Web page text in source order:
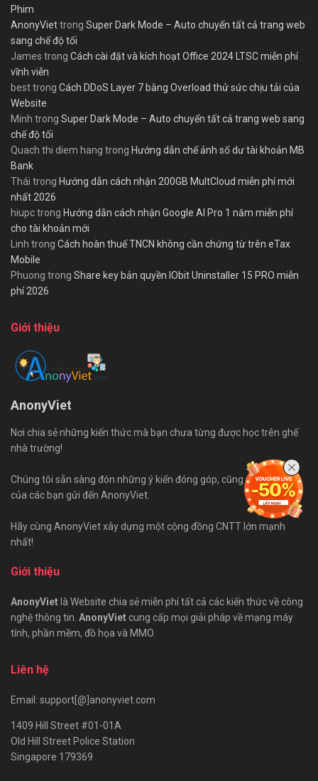
Phim
AnonyViettrong Super Dark Mode – Auto chuyển tất cả trang web
sang chế độ tối
James trong Cách cài đặt và kích hoạt Office 2024 LTSC miễn phí
vĩnh viễn
besttrong Cách DDoS Layer 7 bằng Overload thử sức chịu tải của
Website
Minh trong Super Dark Mode – Auto chuyển tất cả trang web sang
chế độ tối
Quach thi diem hang trong Hướng dẫn chế ảnh số dư tài khoản MB
Bank
Thái trong Hướng dẫn cách nhận 200GB MultCloud miễn phí mới
nhất 2026
hiupctrong Hướng dẫn cách nhận Google AI Pro 1 năm miễn phí
cho tài khoản mới
Linh trong Cách hoàn thuế TNCN không cần chứng từ trên eTax
Mobile
Phuong trong Share key bản quyền IObit Uninstaller 15 PRO miễn
phí 2026
Giới thiệu
AnonyViet
Nơi chia sẻ những kiến thức mà bạn chưa từng được học trên ghế
nhà trường!
Chúng tôi sẵn sàng đón những ý kiến đóng góp, cũng như bài viết
của các bạn gửi đến AnonyViet.
Hãy cùng AnonyViet xây dựng một cộng đồng CNTT lớn mạnh
nhất!
Giới thiệu
AnonyVietlà Website chia sẻ miễn phí tất cả các kiến thức về công
nghệ thông tin. AnonyViet cung cấp mọi giải pháp về mạng máy
tính, phần mềm, đồ họa và MMO.
Liên hệ
Email: support[@]anonyviet.com
1409 Hill Street #01-01A
Old Hill Street Police Station
Singapore 179369